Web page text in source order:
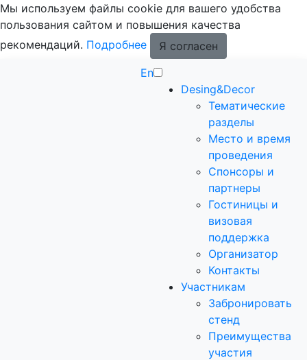
Мы используем файлы cookie для вашего удобства
пользования сайтом и повышения качества
рекомендаций. Подробнее
Я согласен
En
Desing&Decor
Тематические
разделы
Место и время
проведения
Спонсоры и
партнеры
Гостиницы и
визовая
поддержка
Организатор
Контакты
Участникам
Забронировать
стенд
Преимущества
участия